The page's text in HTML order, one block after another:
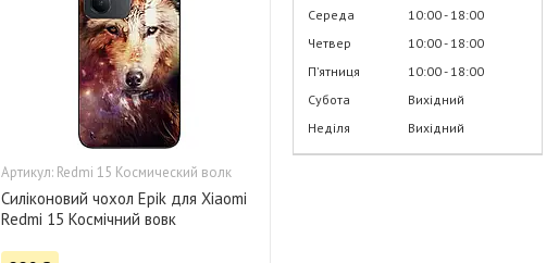
Redmi 15 Космический волк
Силіконовий чохол Epik для Xiaomi
Redmi 15 Космічний вовк
Середа
10:00 18:00
Четвер
10:00 18:00
Пʼятниця
10:00 18:00
Субота
Вихідний
Неділя
Вихідний